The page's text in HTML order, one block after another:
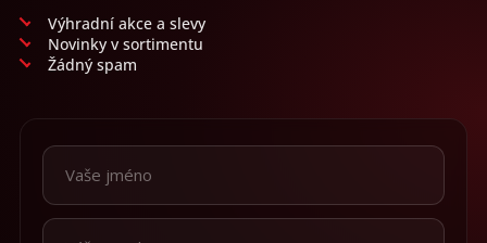
Výhradní akce a slevy
Novinky v sortimentu
Žádný spam